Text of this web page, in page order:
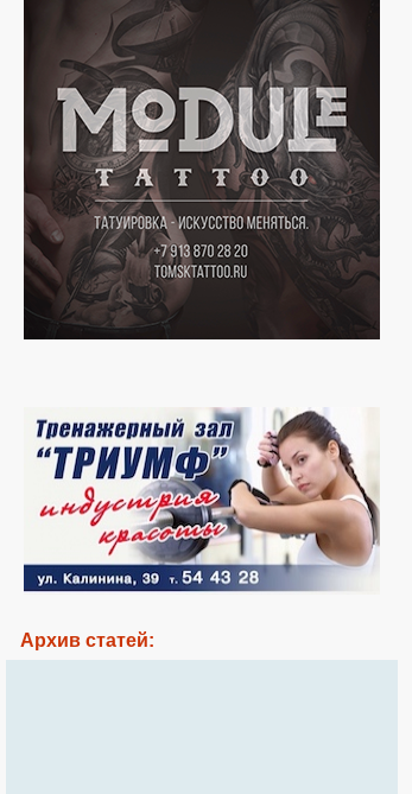
Архив статей: